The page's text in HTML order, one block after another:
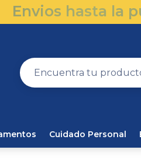
Envios hasta la
Cuidado Personal